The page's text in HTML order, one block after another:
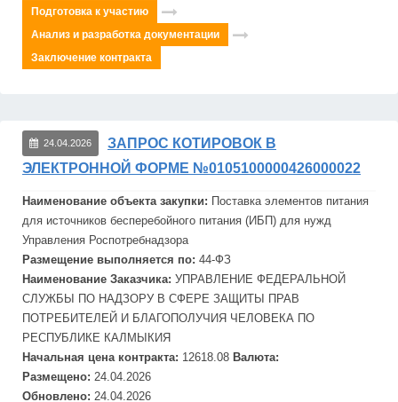
Подготовка к участию
Анализ и разработка документации
Заключение контракта
24.04.2026
ЗАПРОС КОТИРОВОК В
ЭЛЕКТРОННОЙ ФОРМЕ №0105100000426000022
Наименование объекта закупки: Поставка элементов питания
для источников бесперебойного питания (ИБП) для нужд
Управления Роспотребнадзора
Размещение выполняется по: 44-ФЗ
Наименование Заказчика: УПРАВЛЕНИЕ ФЕДЕРАЛЬНОЙ
СЛУЖБЫ ПО НАДЗОРУ В СФЕРЕ ЗАЩИТЫ ПРАВ
ПОТРЕБИТЕЛЕЙ И БЛАГОПОЛУЧИЯ ЧЕЛОВЕКА ПО
РЕСПУБЛИКЕ КАЛМЫКИЯ
Начальная цена контракта: 12618.08 Валюта:
Размещено: 24.04.2026
Обновлено: 24.04.2026